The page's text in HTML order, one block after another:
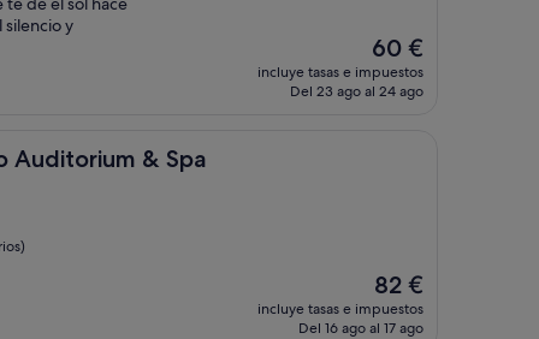
silencio y
El
precio
actual
60 €
incluye tasas e impuestos
Del 23 ago al 24 ago
Auditorium & Spa
& Spa
El
precio
actual
82 €
incluye tasas e impuestos
Del 16 ago al 17 ago